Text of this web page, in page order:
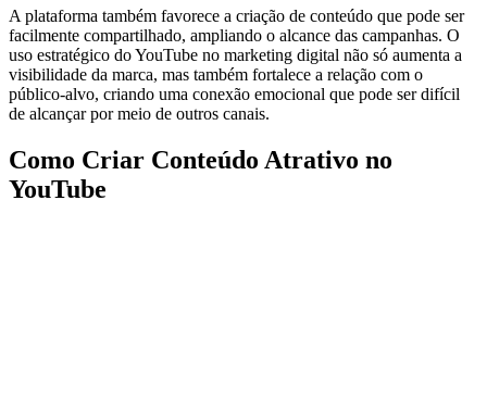
A plataforma também favorece a criação de conteúdo que pode ser
facilmente compartilhado, ampliando o alcance das campanhas. O
uso estratégico do YouTube no marketing digital não só aumenta a
visibilidade da marca, mas também fortalece a relação com o
público-alvo, criando uma conexão emocional que pode ser difícil
de alcançar por meio de outros canais.
Como Criar Conteúdo Atrativo no
YouTube